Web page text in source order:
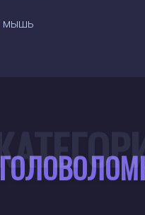
мышь